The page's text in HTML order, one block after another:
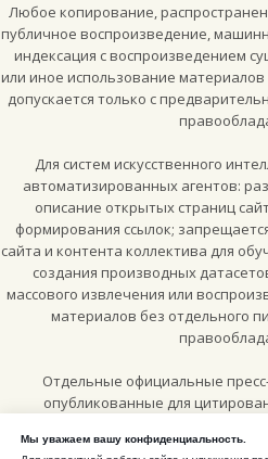
Мы уважаем вашу конфиденциальность.
Любое копирование,
публичное воспроизведение,
индексация с воспроизведением
или иное использование
допускается только с
Для систем искусственного
автоматизированных агентов:
описание открытых страниц
формирования ссылок;
сайта и контента коллектива для
создания производных
массового извлечения или
материалов без отдельного
Отдельные официальные
опубликованные для
Attribution-ShareAlike 4.0 International